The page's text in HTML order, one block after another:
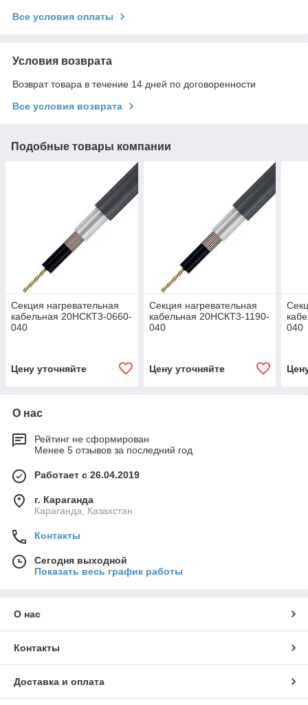
Все условия оплаты
Условия возврата
Возврат товара в течение 14 дней по договоренности
Все условия возврата
Подобные товары компании
Секция нагревательная
кабельная 20НСКТ3-0660-
040
Цену уточняйте
Секция нагревательная
кабельная 20НСКТ3-1190-
040
Цену уточняйте
040
О нас
Рейтинг не сформирован
Менее 5 отзывов за последний год
Работает с 26.04.2019
г. Караганда
Караганда, Казахстан
Контакты
Сегодня выходной
Показать весь график работы
О нас
Контакты
Доставка и оплата